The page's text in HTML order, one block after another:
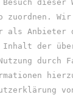
Besuch dieser
zuordnen.
als Anbieter
Inhalt der
durch